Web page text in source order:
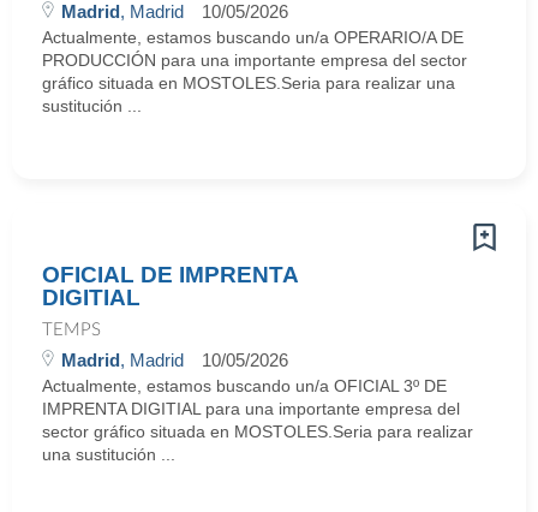
Madrid, Madrid 10/05/2026
Actualmente, estamos buscando un/a OPERARIO/A DE
PRODUCCIÓN para una importante empresa del sector
gráfico situada en MOSTOLES.Seria para realizar una
sustitución ...
OFICIAL DE IMPRENTA
DIGITIAL
TEMPS
Madrid, Madrid 10/05/2026
Actualmente, estamos buscando un/a OFICIAL 3º DE
IMPRENTA DIGITIAL para una importante empresa del
sector gráfico situada en MOSTOLES.Seria para realizar
una sustitución ...